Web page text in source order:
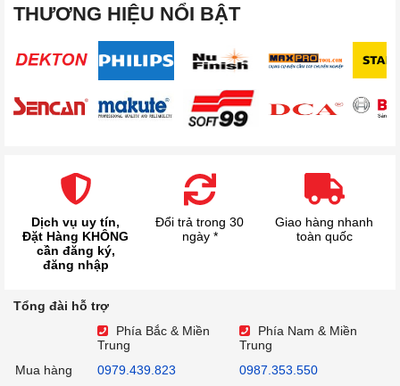
THƯƠNG HIỆU NỔI BẬT
Dịch vụ uy tín,
Đặt Hàng KHÔNG
cần đăng ký,
đăng nhập
Đổi trả trong 30
ngày *
Giao hàng nhanh
toàn quốc
Tổng đài hỗ trợ
Phía Bắc & Miền
Trung
Phía Nam & Miền
Trung
Mua hàng
0979.439.823
0987.353.550